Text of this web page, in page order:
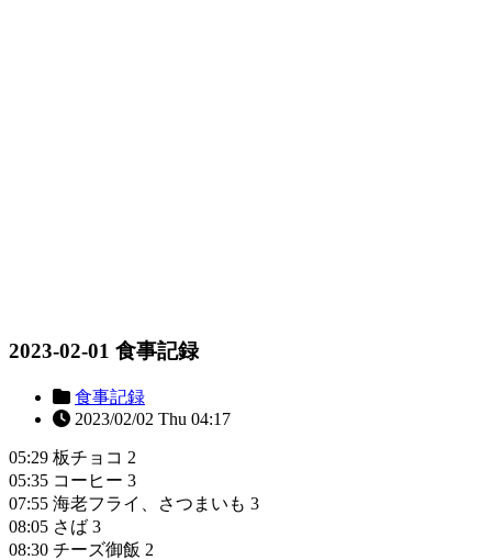
2023-02-01 食事記録
食事記録
2023/02/02 Thu 04:17
05:29 板チョコ 2
05:35 コーヒー 3
07:55 海老フライ、さつまいも 3
08:05 さば 3
08:30 チーズ御飯 2